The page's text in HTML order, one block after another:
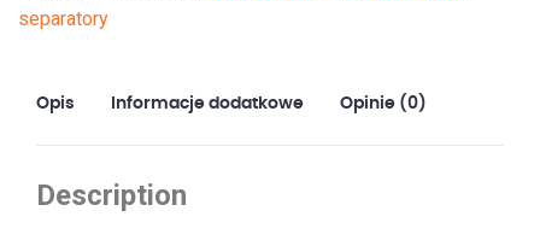
separatory
Opis Informacje dodatkowe Opinie (0)
Description